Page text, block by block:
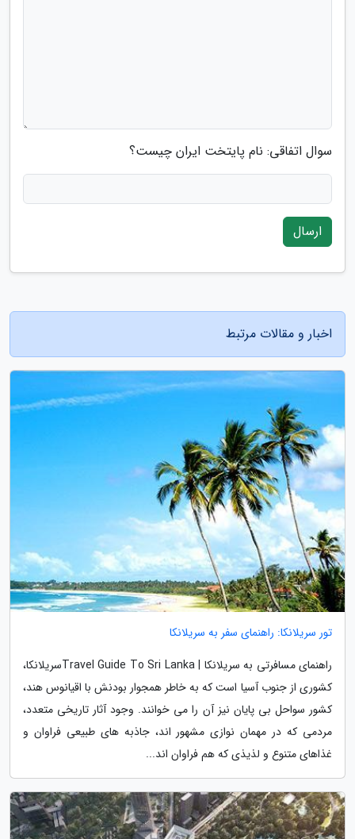
سوال اتفاقی: نام پایتخت ایران چیست؟
ارسال
اخبار و مقالات مرتبط
تور سریلانکا: راهنمای سفر به سریلانکا
راهنمای مسافرتی به سریلانکا | Travel Guide To Sri Lankaسریلانکا،
کشوری از جنوب آسیا است که به خاطر همجوار بودنش با اقیانوس هند،
کشور سواحل بی پایان نیز آن را می خوانند. وجود آثار تاریخی متعدد،
مردمی که در مهمان نوازی مشهور اند، جاذبه های طبیعی فراوان و
غذاهای متنوع و لذیذی که هم فراوان اند...